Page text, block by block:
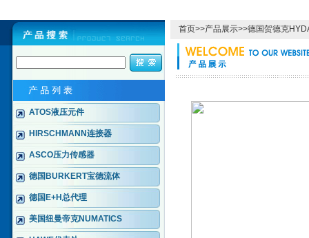
ATOS液压元件
HIRSCHMANN连接器
ASCO压力传感器
德国BURKERT宝德流体
德国E+H总代理
美国纽曼帝克NUMATICS
首页>>产品展示>>德国贺德克